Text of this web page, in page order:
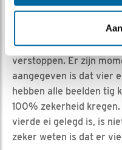
Het heeft deze keer
kregen of er
ooievaarspaar weet ze
verstoppen. Er zijn
aangegeven is dat vier
hebben alle beelden tig
100% zekerheid
vierde ei gelegd is, is
zeker weten is dat er